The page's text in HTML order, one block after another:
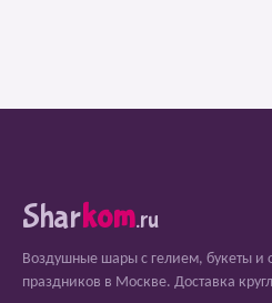
Sharkom.ru
Воздушные шары с гелием, букеты и
праздников в Москве. Доставка